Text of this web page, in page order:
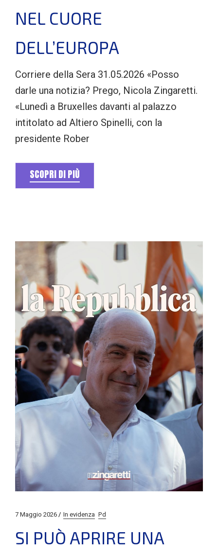
NEL CUORE
DELL’EUROPA
Corriere della Sera 31.05.2026 «Posso
darle una notizia? Prego, Nicola Zingaretti.
«Lunedì a Bruxelles davanti al palazzo
intitolato ad Altiero Spinelli, con la
presidente Rober
SCOPRI DI PIÙ
7 Maggio 2026 In evidenza Pd
SI PUÒ APRIRE UNA